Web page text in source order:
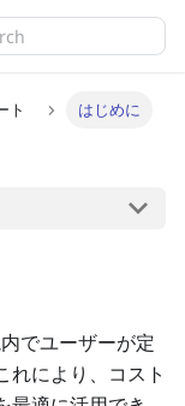
ト はじめに
でユーザーが定
れにより、コスト